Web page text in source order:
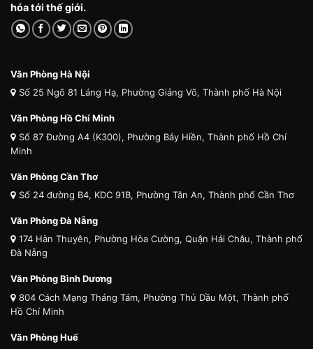
hóa tới thế giới.
Văn Phòng Hà Nội
Số 25 Ngõ 81 Láng Hạ, Phường Giảng Võ, Thành phố Hà Nội
Văn Phòng Hồ Chí Minh
Số 87 Đường A4 (K300), Phường Bảy Hiền, Thành phố Hồ Chí
Minh
Văn Phòng Cần Thơ
Số 24 đường B4, KDC 91B, Phường Tân An, Thành phố Cần Thơ
Văn Phòng Đà Nẵng
174 Hàn Thuyên, Phường Hòa Cường, Quận Hải Châu, Thành phố
Đà Nẵng
Văn Phòng Bình Dương
804 Cách Mạng Tháng Tám, Phường Thủ Dầu Một, Thành phố
Hồ Chí Minh
Văn Phòng Huế